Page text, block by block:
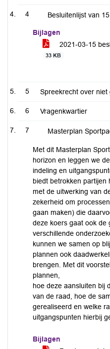
4 Besluitenlijst van
Bijlagen
2021-03-15
33 KB
5 Spreekrecht over
6 Vragenkwartier
7 Masterplan
Met dit Masterplan
horizon en leggen we
indeling en
biedt betrokken partijen
met de uitwerking van
zekerheid om
gaan maken) die
deze koers gaat ook de
verschillende
kunnen we samen op
plannen ook
brengen. Met dit
plannen,
hoe deze aansluiten bij
van de raad, hoe de
gerealiseerd en welke
uitgangspunten hierbij
Bijlagen